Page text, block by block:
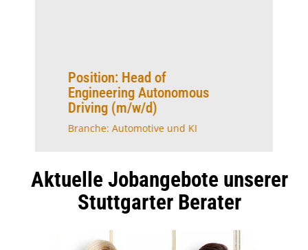
Name:
Position: Head of
Engineering Autonomous
Driving (m/w/d)
Position:
Branche: Automotive und KI
Einleitung
Aktuelle Jobangebote unserer
Stuttgarter Berater